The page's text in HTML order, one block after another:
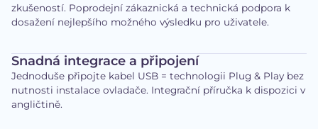
zkušeností. Poprodejní zákaznická a technická podpora k
dosažení nejlepšího možného výsledku pro uživatele.
Snadná integrace a připojení
Jednoduše připojte kabel USB = technologii Plug & Play bez
nutnosti instalace ovladače. Integrační příručka k dispozici v
angličtině.